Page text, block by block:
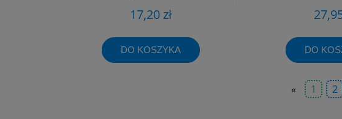
17,20 zł
DO KOSZYKA DO
« 1 2